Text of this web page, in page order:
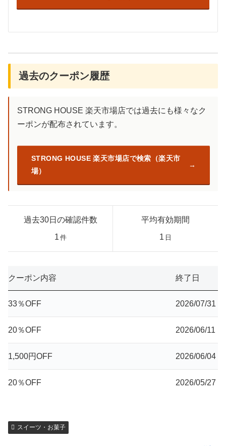
過去のクーポン履歴
STRONG HOUSE 楽天市場店では過去にも様々なク
ーポンが配布されています。
STRONG HOUSE 楽天市場店で検索（楽天市
場）
過去30日の確認件数
1 件
平均有効期間
1 日
クーポン内容 終了日
33％OFF 2026/07/31
20％OFF 2026/06/11
1,500円OFF 2026/06/04
20％OFF 2026/05/27
スイーツ・お菓子